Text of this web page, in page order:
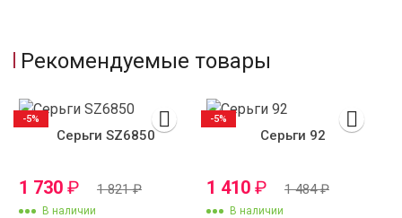
Рекомендуемые товары
Серьги SZ6850
1 730 ₽ 1 821₽
В наличии
-5%
Серьги 92
1 410 ₽ 1 484₽
В наличии
-5%